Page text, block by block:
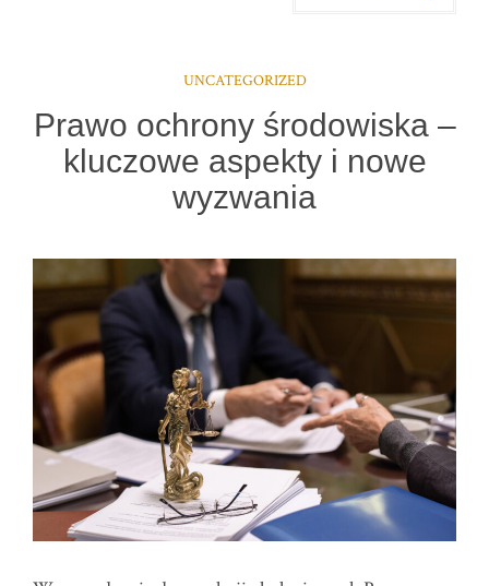
UNCATEGORIZED
Prawo ochrony środowiska –
kluczowe aspekty i nowe
wyzwania